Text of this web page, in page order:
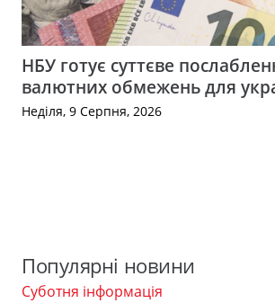
НБУ готує суттєве
валютних обмежень для
Неділя, 9 Серпня, 2026
Популярні новини
Суботня інформація